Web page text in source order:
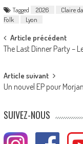
Tagged 2026 Claire
Folk
Lyon
Post
navigation
Article précédent
The Last Dinner Party –
Article suivant
Un nouvel EP pour
SUIVEZ-NOUS